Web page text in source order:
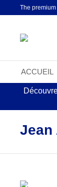
The
ACCUEIL
Jean